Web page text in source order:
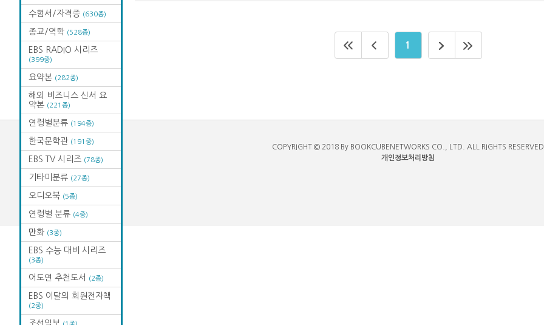
수험서/자격증 (630종)
종교/역학 (528종)
EBS RADIO 시리즈
(399종)
요약본 (282종)
해외 비즈니스 신서 요
약본 (221종)
연령별분류 (194종)
한국문학관 (191종)
EBS TV 시리즈 (78종)
기타미분류 (27종)
오디오북 (5종)
연령별 분류 (4종)
만화 (3종)
EBS 수능 대비 시리즈
(3종)
어도연 추천도서 (2종)
EBS 이달의 회원전자책
(2종)
조선일보
1
COPYRIGHT © 2018 By BOOKCUBENETWORKS CO., LTD. ALL RIGHTS RESERVED
개인정보처리방침